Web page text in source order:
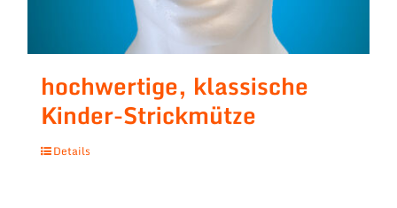
hochwertige, klassische
Kinder-Strickmütze
Details